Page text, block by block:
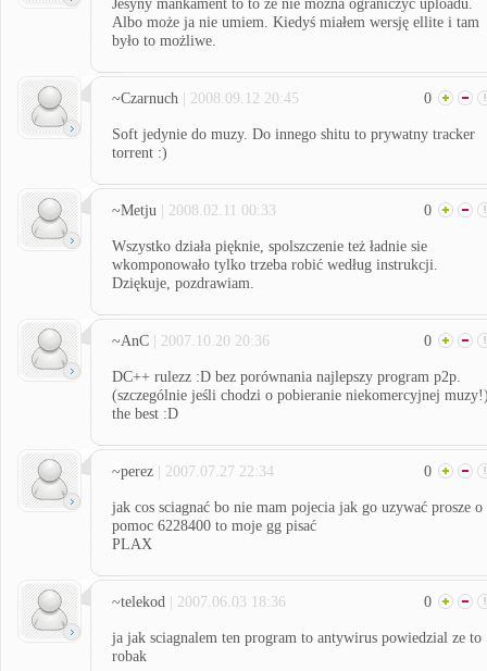
Jesyny mankament to to że nie można ograniczyć uploadu.
Albo może ja nie umiem. Kiedyś miałem wersję ellite i tam
było to możliwe.
~Czarnuch | 2008.09.12 20:45 0
Soft jedynie do muzy. Do innego shitu to prywatny tracker
torrent :)
~Metju | 2008.02.11 00:33 0
Wszystko działa pięknie, spolszczenie też ładnie sie
wkomponowało tylko trzeba robić według instrukcji.
Dziękuje, pozdrawiam.
~AnC | 2007.10.20 20:36 0
DC++ rulezz :D bez porównania najlepszy program p2p.
(szczególnie jeśli chodzi o pobieranie niekomercyjnej
the best :D
~perez | 2007.07.27 22:34 0
jak cos sciagnać bo nie mam pojecia jak go uzywać prosze o
pomoc 6228400 to moje gg pisać
PLAX
~telekod | 2007.06.03 18:36 0
ja jak sciagnalem ten program to antywirus powiedzial ze to
robak